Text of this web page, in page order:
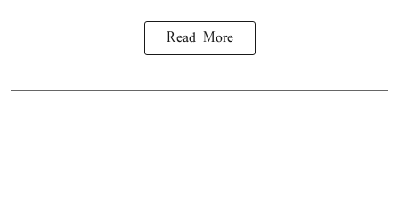
Read More